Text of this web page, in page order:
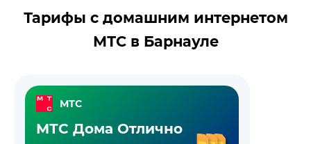
Тарифы с домашним интернетом
МТС в Барнауле
МТС
МТС Дома Отлично